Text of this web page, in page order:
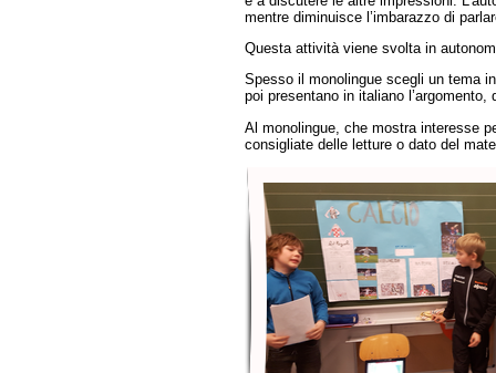
mentre diminuisce l’imbarazzo di
Questa attività viene svolta in
Spesso il monolingue scegli un tema
poi presentano in italiano
Al monolingue, che mostra interesse
consigliate delle letture o dato del